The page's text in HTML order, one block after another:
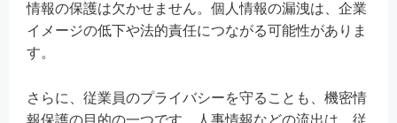
情報の保護は欠かせません。個人情報の漏洩は、企業
イメージの低下や法的責任につながる可能性がありま
す。
さらに、従業員のプライバシーを守ることも、機密情
報保護の目的の一つです。人事情報などの流出は、従